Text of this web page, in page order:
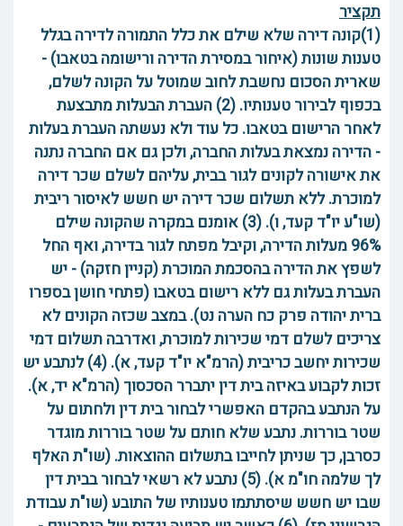
תקציר
(1)קונה דירה שלא שילם את כלל התמורה לדירה בגלל
טענות שונות (איחור במסירת הדירה ורישומה בטאבו) -
שארית הסכום נחשבת לחוב שמוטל על הקונה לשלם,
בכפוף לבירור טענותיו. (2) העברת הבעלות מתבצעת
לאחר הרישום בטאבו. כל עוד ולא נעשתה העברת בעלות
- הדירה נמצאת בעלות החברה, ולכן גם אם החברה נתנה
את אישורה לקונים לגור בבית, עליהם לשלם שכר דירה
למוכרת. ללא תשלום שכר דירה יש חשש לאיסור ריבית
(שו"ע יו"ד קעד, ו). (3) אומנם במקרה שהקונה שילם
96% מעלות הדירה, וקיבל מפתח לגור בדירה, ואף החל
לשפץ את הדירה בהסכמת המוכרת (קניין חזקה) - יש
העברת בעלות גם ללא רישום בטאבו (פתחי חושן בספרו
ברית יהודה פרק כח הערה נט). במצב שכזה הקונים לא
צריכים לשלם דמי שכירות למוכרת, ואדרבה תשלום דמי
שכירות יחשב כריבית (הרמ"א יו"ד קעד, א). (4) לנתבע יש
זכות לקבוע באיזה בית דין יתברר הסכסוך (הרמ"א יד, א).
על הנתבע בהקדם האפשרי לבחור בית דין ולחתום על
שטר בוררות. נתבע שלא חותם על שטר בוררות מוגדר
כסרבן, כך שניתן לחייבו בתשלום ההוצאות. (שו"ת האלף
לך שלמה חו"מ א). (5) נתבע לא רשאי לבחור בבית דין
שבו יש חשש שיסתתמו טענותיו של התובע (שו"ת עבודת